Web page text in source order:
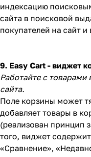
индексацию
сайта в поисковой
покупателей на сайт
9. Easy Cart - виджет
Работайте с
сайта.
Поле корзины может
добавляет товары в
(реализован принцип
того, виджет
«Сравнение»,